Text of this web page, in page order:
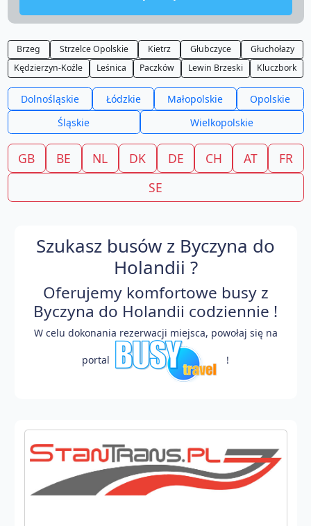
Brzeg Strzelce Opolskie Kietrz Głubczyce
Głuchołazy
Kędzierzyn-Koźle
Leśnica Paczków Lewin Brzeski Kluczbork
Dolnośląskie Łódzkie Małopolskie
Opolskie
Śląskie
Wielkopolskie
GB BE NL DK DE CH AT
FR
SE
Szukasz busów z Byczyna do
Holandii ?
Oferujemy komfortowe busy z
Byczyna do Holandii codziennie !
W celu dokonania rezerwacji miejsca, powołaj się na
portal !